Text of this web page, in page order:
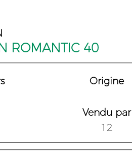
ROMANTIC 40
Origine
Vendu par
12